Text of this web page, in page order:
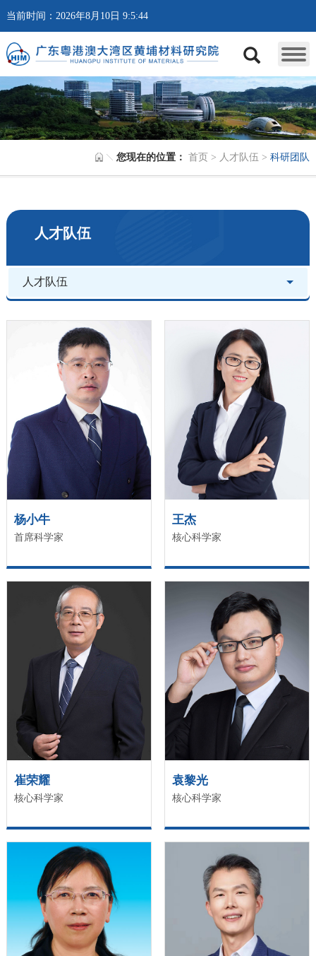
当前时间：2026年8月10日 9:5:45
您现在的位置： 首页 > 人才队伍 >科研团队
人才队伍
人才队伍
杨小牛
首席科学家
王杰
核心科学家
崔荣耀
核心科学家
袁黎光
核心科学家